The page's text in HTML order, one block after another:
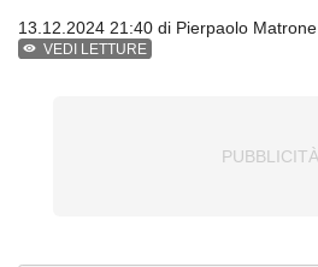
13.12.2024 21:40 di Pierpaolo Matrone
VEDI LETTURE